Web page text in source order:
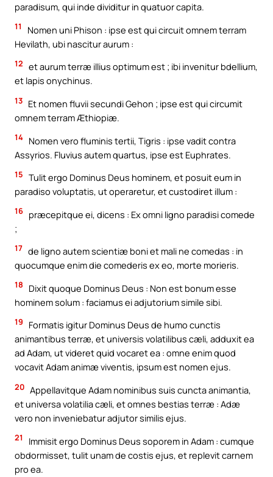
paradisum, qui inde dividitur in quatuor capita.
11
Nomen uni Phison : ipse est qui circuit omnem terram
Hevilath, ubi nascitur aurum :
12 et aurum terræ illius optimum est ; ibi invenitur bdellium,
et lapis onychinus.
13 Et nomen fluvii secundi Gehon ; ipse est qui circumit
omnem terram Æthiopiæ.
14 Nomen vero fluminis tertii, Tigris : ipse vadit contra
Assyrios. Fluvius autem quartus, ipse est Euphrates.
15 Tulit ergo Dominus Deus hominem, et posuit eum in
paradiso voluptatis, ut operaretur, et custodiret illum :
16 præcepitque ei, dicens : Ex omni ligno paradisi comede
;
17 de ligno autem scientiæ boni et mali ne comedas : in
quocumque enim die comederis ex eo, morte morieris.
18
Dixit quoque Dominus Deus : Non est bonum esse
hominem solum : faciamus ei adjutorium simile sibi.
19
Formatis igitur Dominus Deus de humo cunctis
animantibus terræ, et universis volatilibus cæli, adduxit ea
ad Adam, ut videret quid vocaret ea : omne enim quod
vocavit Adam animæ viventis, ipsum est nomen ejus.
20 Appellavitque Adam nominibus suis cuncta animantia,
et universa volatilia cæli, et omnes bestias terræ : Adæ
vero non inveniebatur adjutor similis ejus.
21
Immisit ergo Dominus Deus soporem in Adam : cumque
obdormisset, tulit unam de costis ejus, et replevit carnem
pro ea.